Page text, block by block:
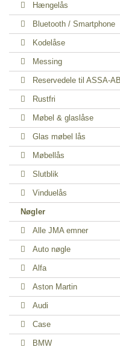
Hængelås
Bluetooth / Smartphone
Kodelåse
Messing
Reservedele til ASSA-
Rustfri
Møbel & glaslåse
Glas møbel lås
Møbellås
Slutblik
Vinduelås
Nøgler
Alle JMA emner
Auto nøgle
Alfa
Aston Martin
Audi
Case
BMW